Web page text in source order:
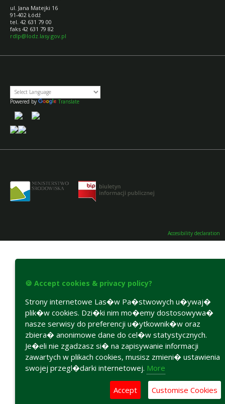
ul. Jana Matejki 16
91-402 Łódź
tel. 42 631 79 00
faks 42 631 79 82
rdlp@lodz.lasy.gov.pl
Powered by Translate
Accesibility declaration
🍪 Accept cookies & privacy policy?
Strony internetowe Las�w Pa�stwowych u�ywaj�
plik�w cookies. Dzi�ki nim mo�emy dostosowywa�
nasze serwisy do preferencji u�ytkownik�w oraz
zbiera� anonimowe dane do cel�w statystycznych.
Je�eli nie zgadzasz si� na zapisywanie informacji
zawartych w plikach cookies, musisz zmieni� ustawienia
swojej przegl�darki internetowej. More
Accept Customise Cookies